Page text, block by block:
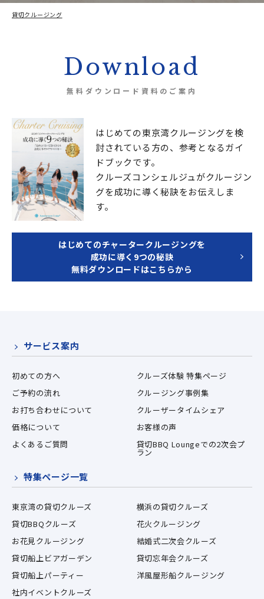
貸切クルージング
Download
無料ダウンロード資料のご案内
はじめての東京湾クルージングを検
討されている方の、 参考となるガイ
ドブックです。
クルーズコンシェルジュがクルージン
グを成功に導く秘訣をお伝えしま
す。
はじめてのチャータークルージングを
成功に導く9つの秘訣
無料ダウンロードはこちらから
サービス案内
初めての方へ
クルーズ体験 特集ページ
ご予約の流れ
クルージング事例集
お打ち合わせについて
クルーザータイムシェア
価格について
お客様の声
よくあるご質問
貸切BBQ Loungeでの2次会プ
ラン
特集ページ一覧
東京湾の貸切クルーズ
横浜の貸切クルーズ
貸切BBQクルーズ
花火クルージング
お花見クルージング
結婚式二次会クルーズ
貸切船上ビアガーデン
貸切忘年会クルーズ
貸切船上パーティー
洋風屋形船クルージング
社内イベントクルーズ